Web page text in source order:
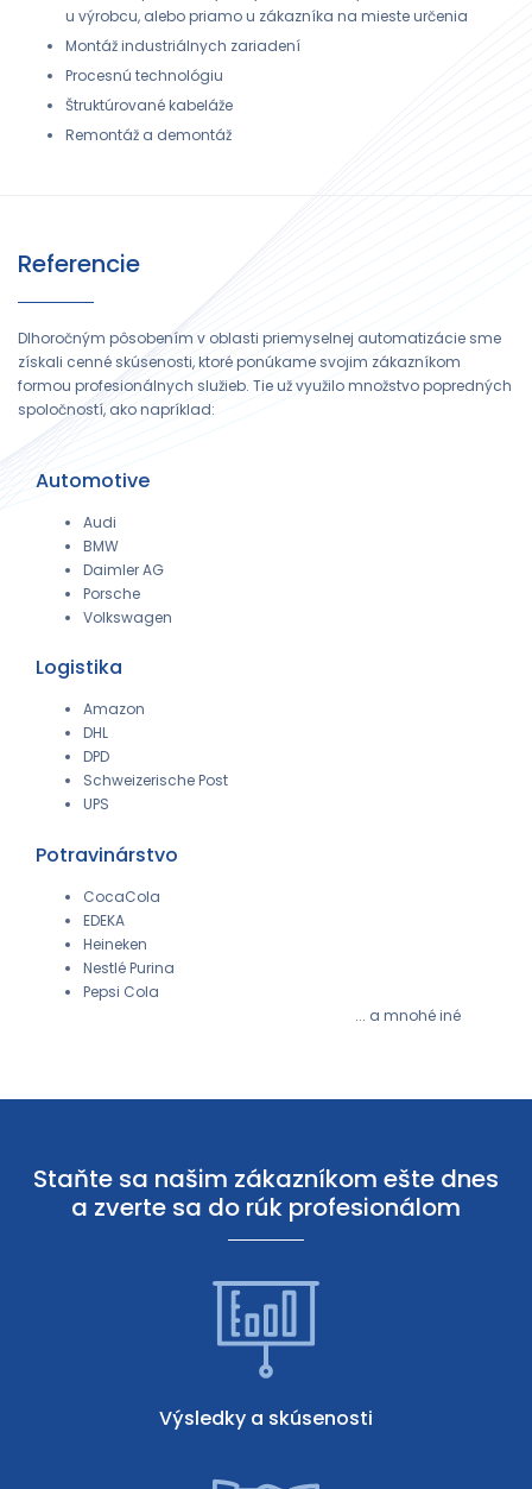
u výrobcu, alebo priamo u zákazníka na mieste určenia
Montáž industriálnych zariadení
Procesnú technológiu
Štruktúrované kabeláže
Remontáž a demontáž
Referencie
Dlhoročným pôsobením v oblasti priemyselnej automatizácie sme
získali cenné skúsenosti, ktoré ponúkame svojim zákazníkom
formou profesionálnych služieb. Tie už využilo množstvo popredných
spoločností, ako napríklad:
Automotive
Audi
BMW
Daimler AG
Porsche
Volkswagen
Logistika
Amazon
DHL
DPD
Schweizerische Post
UPS
Potravinárstvo
CocaCola
EDEKA
Heineken
Nestlé Purina
Pepsi Cola
... a mnohé iné
Staňte sa našim zákazníkom ešte dnes
a zverte sa do rúk profesionálom
Výsledky a skúsenosti